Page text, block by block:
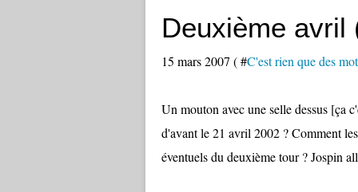
Deuxième avril
15 mars 2007 ( #C'est rien que des
Un mouton avec une selle dessus [ça
d'avant le 21 avril 2002 ? Comment
éventuels du deuxième tour ? Jospin